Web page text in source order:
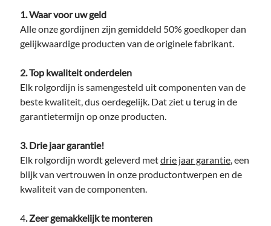
1. Waar voor uw geld
Alle onze gordijnen zijn gemiddeld 50% goedkoper dan
gelijkwaardige producten van de originele fabrikant.
2. Top kwaliteit onderdelen
Elk rolgordijn is samengesteld uit componenten van de
beste kwaliteit, dus oerdegelijk. Dat ziet u terug in de
garantietermijn op onze producten.
3. Drie jaar garantie!
Elk rolgordijn wordt geleverd metdrie jaar garantie, een
blijk van vertrouwen in onze productontwerpen en de
kwaliteit van de componenten.
4. Zeer gemakkelijk te monteren